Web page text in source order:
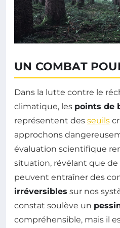
UN COMBAT
Dans la lutte contre le
climatique, les points de
représentent des seuils
approchons
évaluation scientifique
situation, révélant que
peuvent entraîner des
irréversibles sur nos
constat soulève un
compréhensible, mais il